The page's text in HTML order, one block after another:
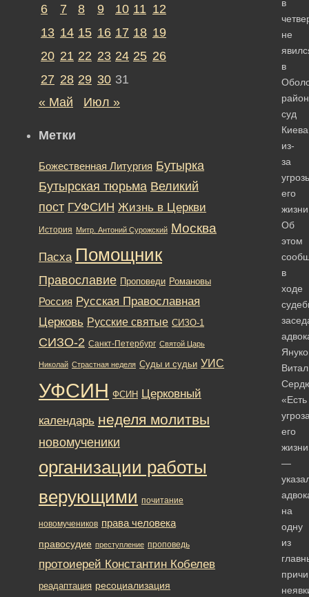
в
не
в
суд
Киева
из-
за
его
Об
этом
в
ходе
«Есть
его
—
на
одну
из
6 7 8 9 10 11 12
13 14 15 16 17 18 19
20 21 22 23 24 25 26
27 28 29 30 31
« Май
Июл »
Метки
Божественная Литургия Бутырка
Бутырская тюрьма Великий
пост ГУФСИН Жизнь в Церкви
История Митр. Антоний Сурожский Москва
Пасха Помощник
Православие Проповеди Романовы
Россия Русская Православная
Церковь Русские святые СИЗО-1
СИЗО-2 Санкт-Петербург Святой Царь
Николай Страстная неделя Суды и судьи УИС
УФСИН ФСИН Церковный
календарь неделя молитвы
новомученики
организации работы
верующими почитание
новомучеников права человека
правосудие преступление проповедь
протоиерей Константин Кобелев
реадаптация ресоциализация